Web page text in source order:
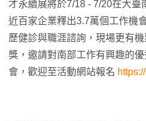
才永續展將於7/18 - 7/20在大臺
近百家企業釋出3.7萬個工作機
歷健診與職涯諮詢，現場更有
獎，邀請對南部工作有興趣的
會，歡迎至活動網站報名